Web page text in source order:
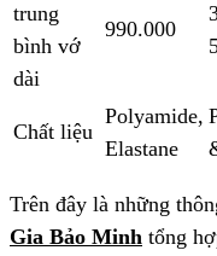
trung
bình vớ
dài
990.000
Chất liệu
Polyamide,
Elastane
Trên đây là những
Gia Bảo Minh tổng